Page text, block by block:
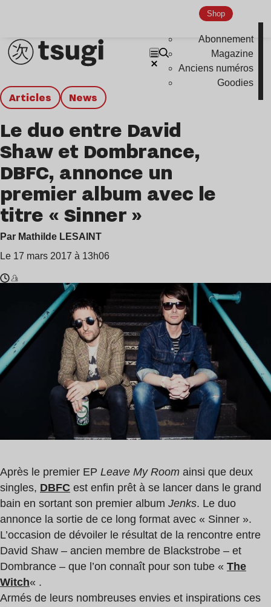
Shop
Abonnement
Magazine
Anciens numéros
Goodies
Articles news
Le duo entre David
Shaw et Dombrance,
DBFC, annonce un
premier album avec le
titre « Sinner »
Par Mathilde LESAINT
Le 17 mars 2017 à 13h06
min
Dombrance
Après le premier EP Leave My Room ainsi que deux
singles, DBFC est enfin prêt à se lancer dans le grand
bain en sortant son premier album Jenks. Le duo
annonce la sortie de ce long format avec « Sinner ».
L’occasion de dévoiler le résultat de la rencontre entre
David Shaw – ancien membre de Blackstrobe – et
Dombrance – que l’on connaît pour son tube « The
Witch« .
Armés de leurs nombreuses envies et inspirations ces